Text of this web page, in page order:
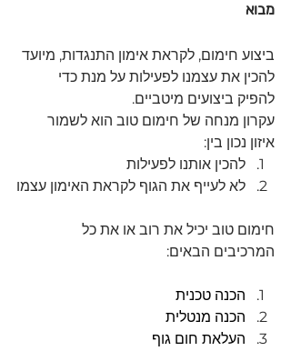
מבוא
ביצוע חימום, לקראת אימון התנגדות, מיועד
להכין את עצמנו לפעילות על מנת כדי
להפיק ביצועים מיטביים.
עקרון מנחה של חימום טוב הוא לשמור
איזון נכון בין:
להכין אותנו לפעילות
לא לעייף את הגוף לקראת האימון עצמו
חימום טוב יכיל את רוב או את כל
המרכיבים הבאים:
הכנה טכנית
הכנה מנטלית
העלאת חום גוף